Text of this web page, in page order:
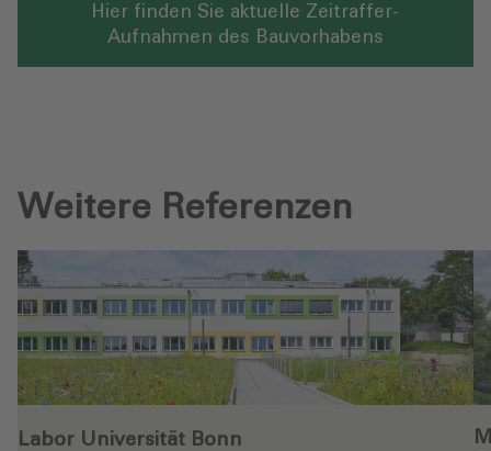
Hier finden Sie aktuelle Zeitraffer-
Aufnahmen des Bauvorhabens
Weitere Referenzen
Labor Universität Bonn